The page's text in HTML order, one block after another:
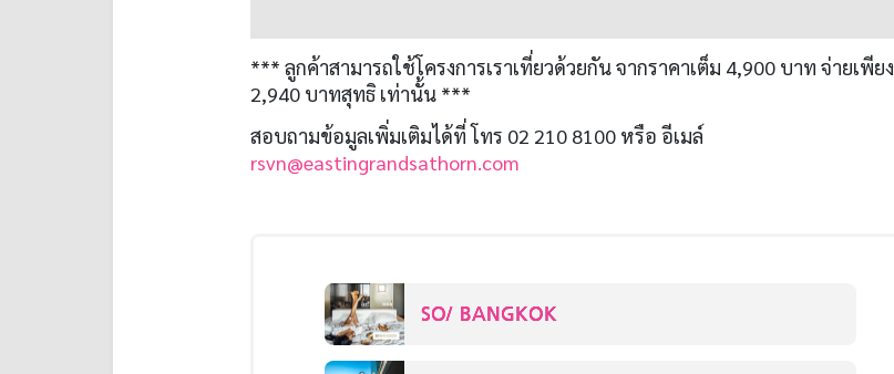
*** ลูกค้าสามารถใช้โครงการเราเที่ยวด้วยกัน จากราคาเต็ม 4,900 บาท จ่ายเพียง
2,940 บาทสุทธิ เท่านั้น ***
สอบถามข้อมูลเพิ่มเติมได้ที่ โทร 02 210 8100 หรือ อีเมล์
rsvn@eastingrandsathorn.com
SO/ BANGKOK